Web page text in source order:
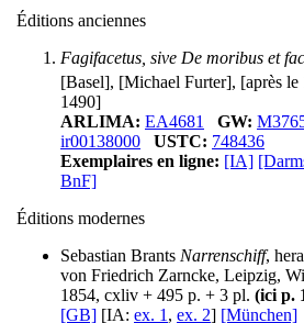
Éditions anciennes
Fagifacetus, sive De moribus et
[Basel], [Michael Furter], [après le
1490]
ARLIMA: EA4681 GW:
ir00138000
USTC: 748436
Exemplaires en ligne: [IA]
BnF]
Éditions modernes
Sebastian Brants Narrenschiff,
von Friedrich Zarncke, Leipzig,
1854, cxliv + 495 p. + 3 pl. (ici p.
[GB] [IA: ex. 1 , ex. 2] [München]